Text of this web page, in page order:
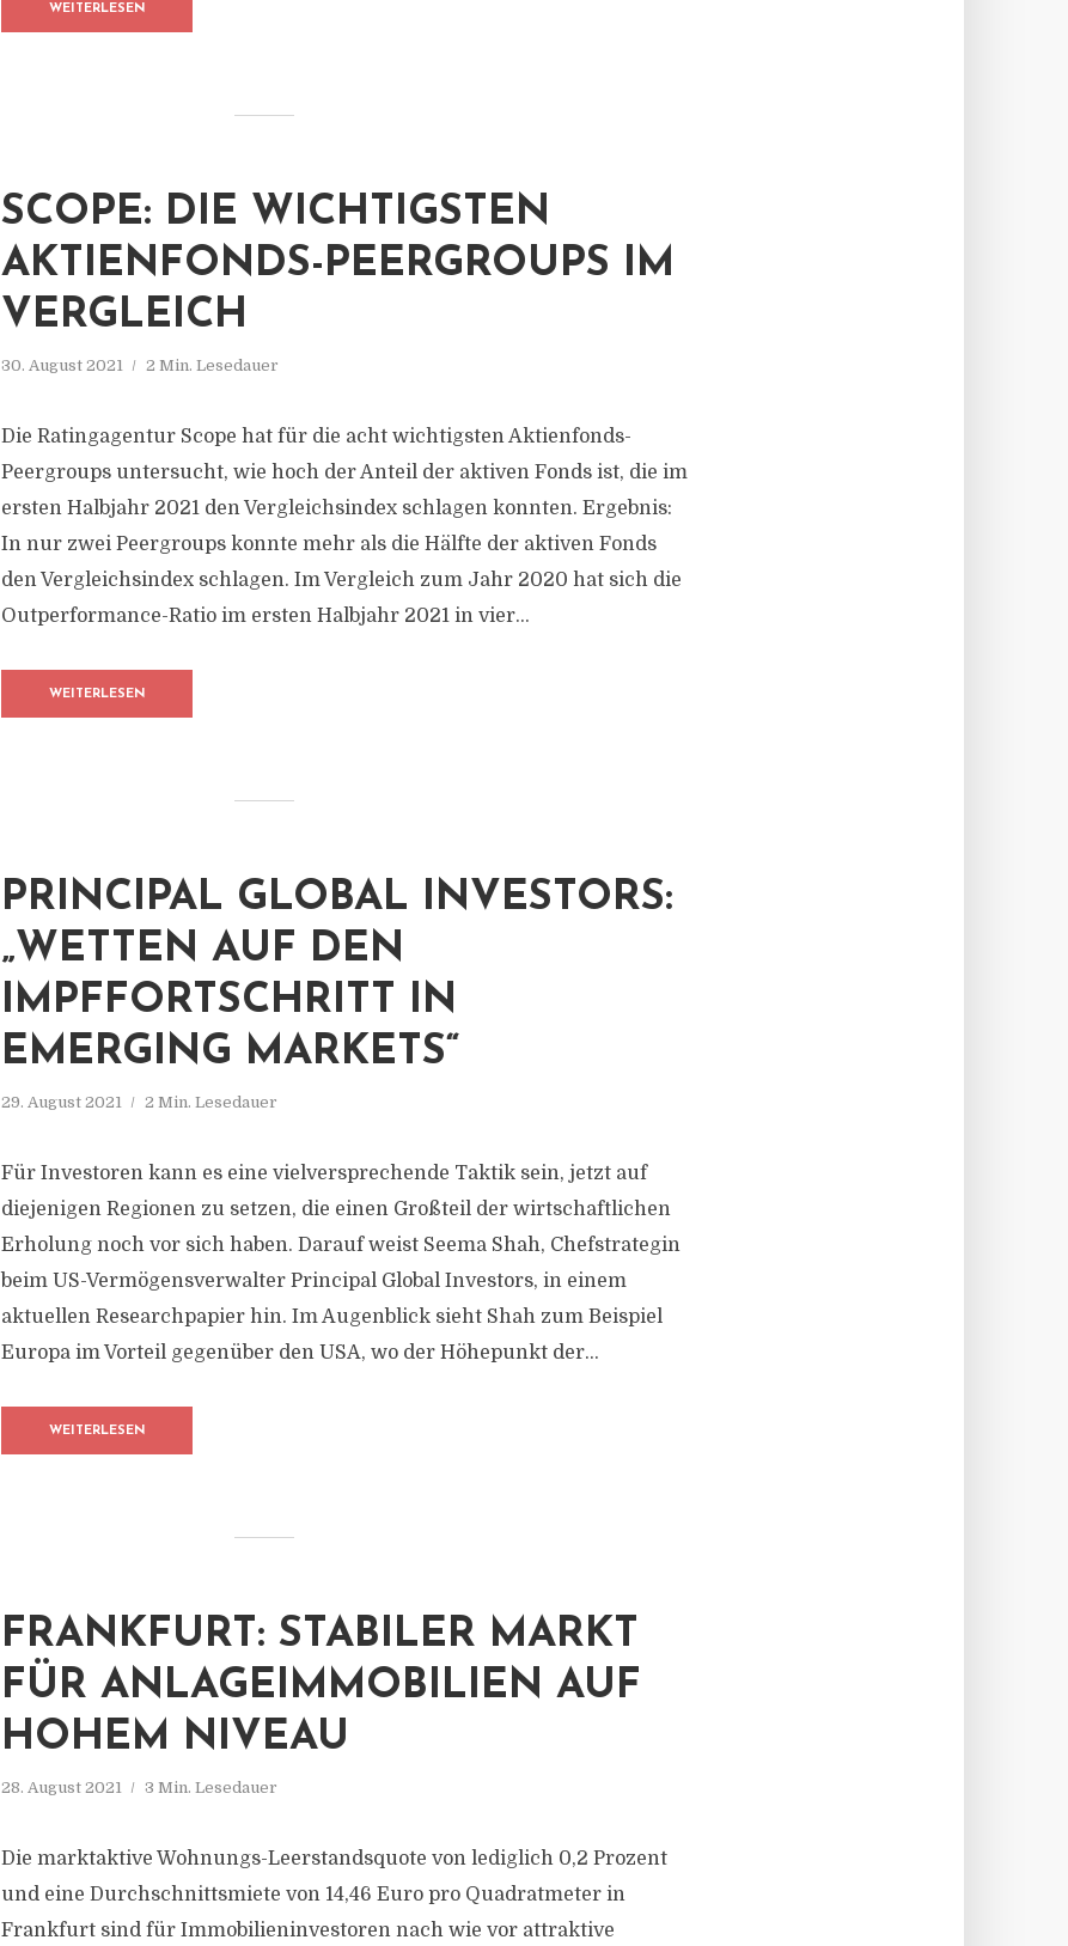
WEITERLESEN
SCOPE: DIE WICHTIGSTEN
AKTIENFONDS-PEERGROUPS IM
VERGLEICH
30. August 2021 2 Min. Lesedauer
Die Ratingagentur Scope hat für die acht wichtigsten Aktienfonds-
Peergroups untersucht, wie hoch der Anteil der aktiven Fonds ist, die im
ersten Halbjahr 2021 den Vergleichsindex schlagen konnten. Ergebnis:
In nur zwei Peergroups konnte mehr als die Hälfte der aktiven Fonds
den Vergleichsindex schlagen. Im Vergleich zum Jahr 2020 hat sich die
Outperformance-Ratio im ersten Halbjahr 2021 in vier...
WEITERLESEN
PRINCIPAL GLOBAL INVESTORS:
„WETTEN AUF DEN
IMPFFORTSCHRITT IN
EMERGING MARKETS“
29. August 2021 2 Min. Lesedauer
Für Investoren kann es eine vielversprechende Taktik sein, jetzt auf
diejenigen Regionen zu setzen, die einen Großteil der wirtschaftlichen
Erholung noch vor sich haben. Darauf weist Seema Shah, Chefstrategin
beim US-Vermögensverwalter Principal Global Investors, in einem
aktuellen Researchpapier hin. Im Augenblick sieht Shah zum Beispiel
Europa im Vorteil gegenüber den USA, wo der Höhepunkt der...
WEITERLESEN
FRANKFURT: STABILER MARKT
FÜR ANLAGEIMMOBILIEN AUF
HOHEM NIVEAU
28. August 2021 3 Min. Lesedauer
Die marktaktive Wohnungs-Leerstandsquote von lediglich 0,2 Prozent
und eine Durchschnittsmiete von 14,46 Euro pro Quadratmeter in
Frankfurt sind für Immobilieninvestoren nach wie vor attraktive